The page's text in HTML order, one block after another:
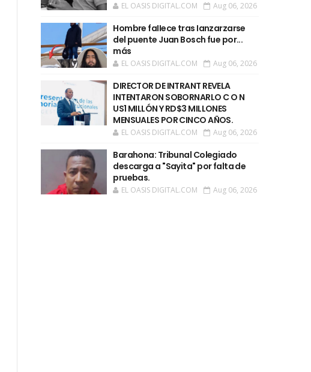
EL OASIS DIGITAL.COM Aug 06, 2026
Hombre faIIece tras Ianzarzarse
del puente Juan Bosch fue por...
más
EL OASIS DIGITAL.COM Aug 06, 2026
DIRECTOR DE INTRANT REVELA
INTENTARON SOBORNARLO C O N
US1 MILLÓN Y RD$3 MILLONES
MENSUALES POR CINCO AÑOS.
EL OASIS DIGITAL.COM Aug 06, 2026
Barahona: Tribunal Colegiado
descarga a "Sayita" por falta de
pruebas.
EL OASIS DIGITAL.COM Aug 06, 2026